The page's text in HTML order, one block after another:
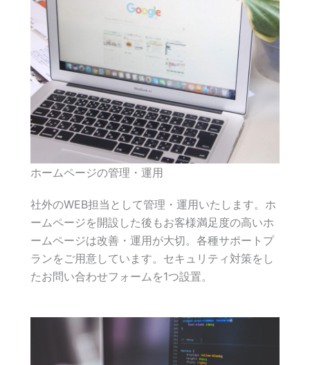
ホームページの管理・運用
社外のWEB担当として管理・運用いたします。ホ
ームページを開設した後もお客様満足度の高いホ
ームページは改善・運用が大切。各種サポートプ
ランをご用意しています。セキュリティ対策をし
たお問い合わせフォームを1つ設置。